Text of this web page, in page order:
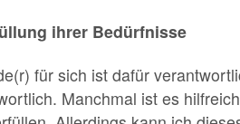
ihrer Bedürfnisse
für sich ist dafür
Manchmal ist es